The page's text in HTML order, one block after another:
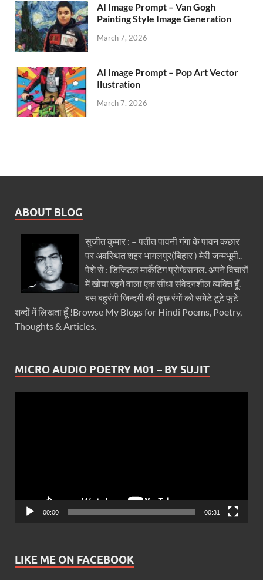
AI Image Prompt – Van Gogh
Painting Style Image Generation
March 7, 2026
AI Image Prompt – Pop Art Vector
Ilustration
March 7, 2026
ABOUT BLOG
सुजीत कुमार : – पतीत पावनी गंगा के पावन कछार
पर अवस्थित शहर भागलपुर(बिहार ) मेरी जन्मभूमी..
पेशे से : डिजिटल मार्केटिंग प्रोफेसनल. अपने विचारों
में खोया रहने वाला एक सीधा संवेदनशील व्यक्ति हूँ.
बस बहुरंगी जिन्दगी की कुछ रंगों को समेटे टूटे फूटे
शब्दों में लिखता हूँ !Browse My Blogs for Hindi Poems, Poetry,
Thoughts & Articles.
MICRO AUDIO POETRY M01 – BY SUJIT
00:00 00:31
LIKE ME ON FACEBOOK